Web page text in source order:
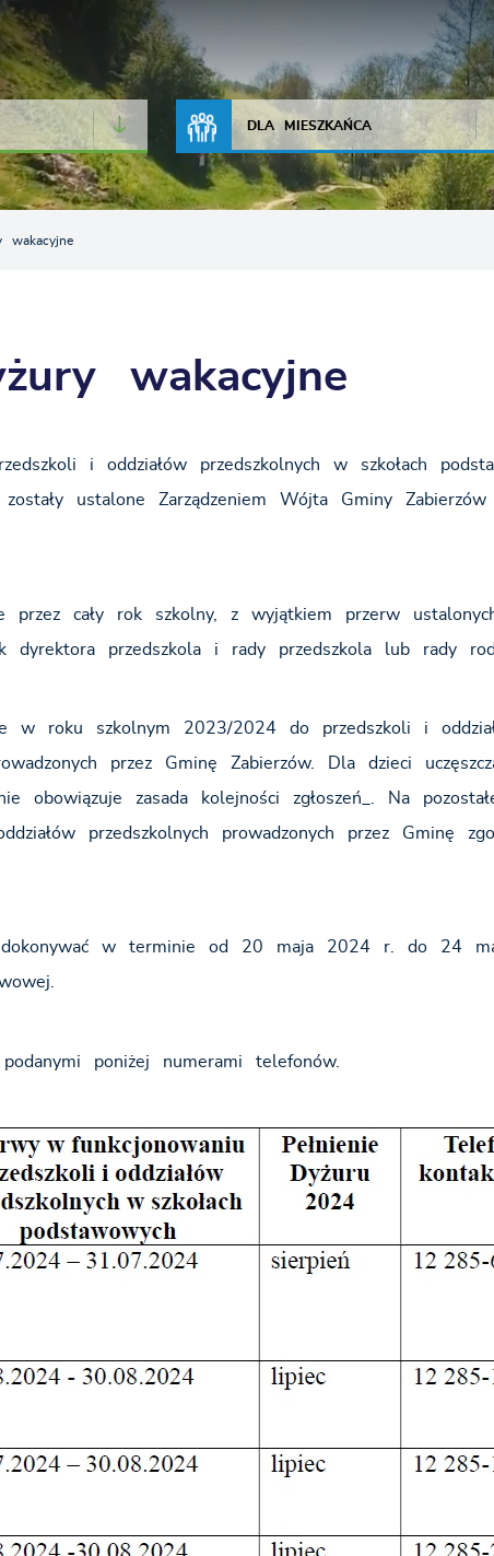
JAKOŚĆ POWIETRZA
DLA MIESZKAŃCA
wakacyjne
wakacyjne
i oddziałów przedszkolnych w szkołach
ustalone Zarządzeniem Wójta Gminy
przez cały rok szkolny, z wyjątkiem przerw
dyrektora przedszkola i rady przedszkola lub rady
w roku szkolnym 2023/2024 do przedszkoli i
przez Gminę Zabierzów. Dla dzieci
obowiązuje zasada kolejności zgłoszeń_. Na
przedszkolnych prowadzonych przez Gminę
dokonywać w terminie od 20 maja 2024 r. do 24
poniżej numerami telefonów.